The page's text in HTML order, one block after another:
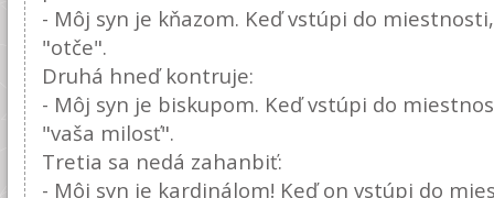
- Môj syn je kňazom. Keď vstúpi do
"otče".
Druhá hneď kontruje:
- Môj syn je biskupom. Keď vstúpi do
"vaša milosť".
Tretia sa nedá zahanbiť:
- Môj syn je kardinálom! Keď on vstúpi do